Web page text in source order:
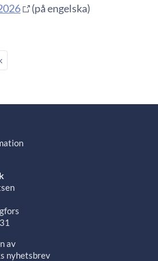
(på engelska)
av
nyhetsbrev